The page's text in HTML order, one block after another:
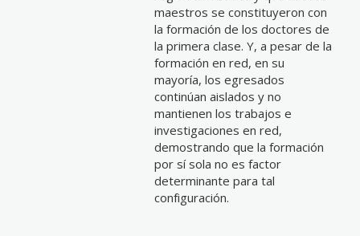
maestros se constituyeron con
la formación de los doctores de
la primera clase. Y, a pesar de la
formación en red, en su
mayoría, los egresados
continúan aislados y no
mantienen los trabajos e
investigaciones en red,
demostrando que la formación
por sí sola no es factor
determinante para tal
configuración.